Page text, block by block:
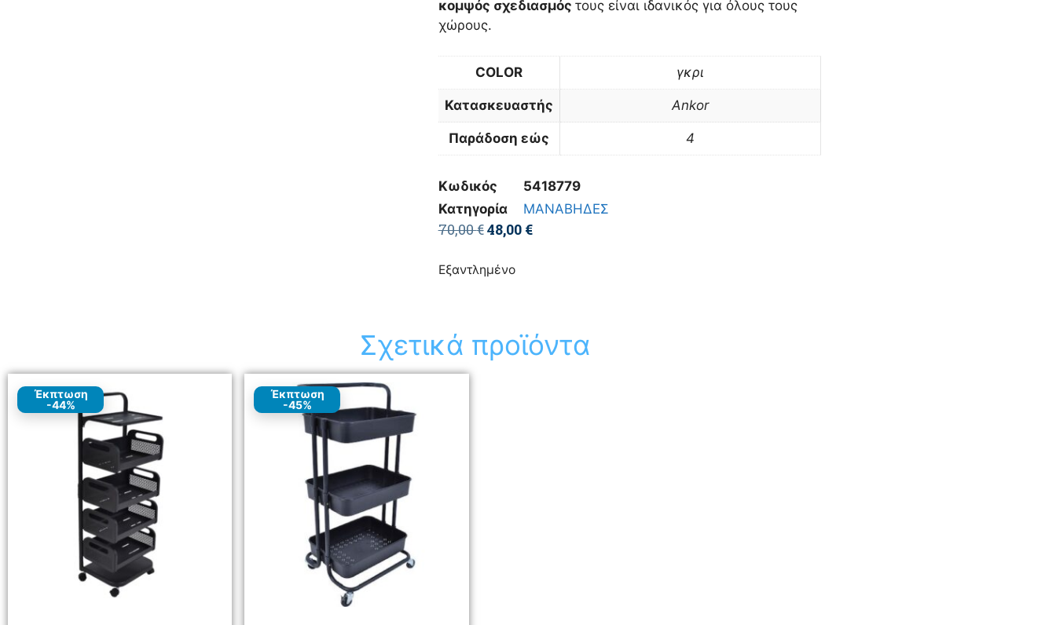
κομψός σχεδιασμός τους είναι ιδανικός για όλους τους
χώρους.
COLOR γκρι
Κατασκευαστής Ankor
Παράδοση εώς 4
Κωδικός
5418779
Κατηγορία
ΜΑΝΑΒΗΔΕΣ
70,00€48,00 €
Εξαντλημένο
Σχετικά προϊόντα
Έκπτωση
-44%
Έκπτωση
-45%